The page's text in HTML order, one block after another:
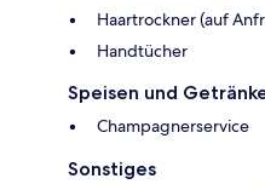
Haartrockner (auf
Handtücher
Speisen und
Champagnerservice
Sonstiges